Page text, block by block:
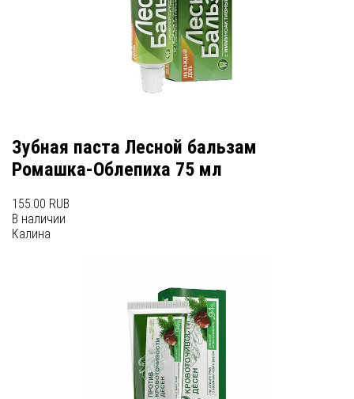
Зубная паста Лесной бальзам
Ромашка-Облепиха 75 мл
155.00 RUB
В наличии
Калина